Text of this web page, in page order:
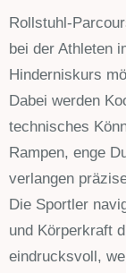
Rollstuhl-
bei der Athleten
Hinderniskurs
Dabei werden
technisches
Rampen, enge
verlangen
Die Sportler
und Körperkraft
eindrucksvoll,